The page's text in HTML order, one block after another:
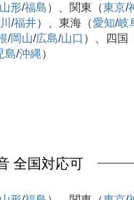
山形/福島）、関東（東京/
/福井）、東海（愛知/岐
/岡山/広島/山口 ）、四国
島/沖縄）
全国対応可